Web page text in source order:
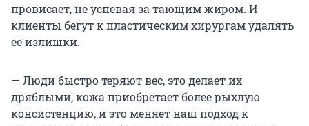
провисает, не успевая за тающим жиром. И
клиенты бегут к пластическим хирургам удалять
ее излишки.
— Люди быстро теряют вес, это делает их
дряблыми, кожа приобретает более рыхлую
консистенцию, и это меняет наш подход к